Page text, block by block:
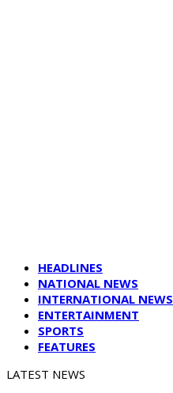
HEADLINES
NATIONAL NEWS
INTERNATIONAL NEWS
ENTERTAINMENT
SPORTS
FEATURES
LATEST NEWS